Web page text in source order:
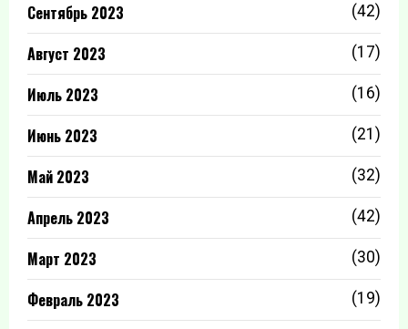
Сентябрь 2023 (42)
Август 2023 (17)
Июль 2023 (16)
Июнь 2023 (21)
Май 2023 (32)
Апрель 2023 (42)
Март 2023 (30)
Февраль 2023 (19)